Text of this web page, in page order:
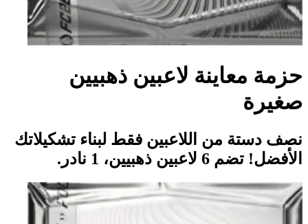
حزمة معاينة لاعبين ذهبيين
صغيرة
نصف دستة من اللاعبين فقط لبناء تشكيلاتك
الأفضل! تضم 6 لاعبين ذهبيين، 1 نادر.